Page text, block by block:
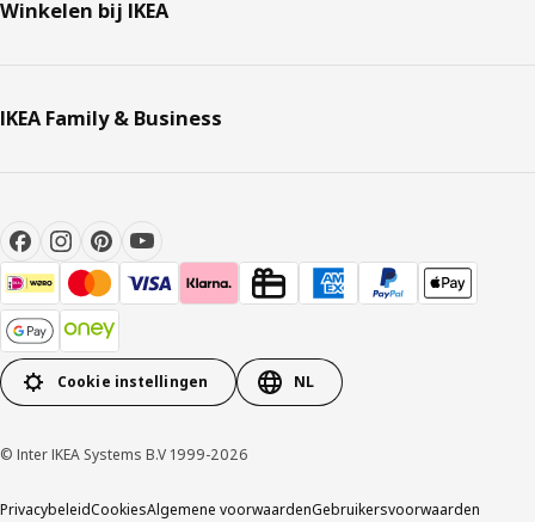
Winkelen bij IKEA
IKEA Family & Business
Cookie instellingen NL
© Inter IKEA Systems B.V 1999-2026
PrivacybeleidCookiesAlgemene voorwaardenGebruikersvoorwaarden